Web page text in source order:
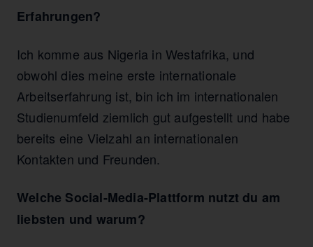
Erfahrungen?
Ich komme aus Nigeria in Westafrika, und
obwohl dies meine erste internationale
Arbeitserfahrung ist, bin ich im internationalen
Studienumfeld ziemlich gut aufgestellt und habe
bereits eine Vielzahl an internationalen
Kontakten und Freunden.
Welche Social-Media-Plattform nutzt du am
liebsten und warum?